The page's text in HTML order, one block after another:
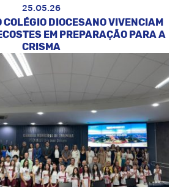
25.05.26
DIOCESANO VIVENCIAM
EM PREPARAÇÃO PARA A
CRISMA